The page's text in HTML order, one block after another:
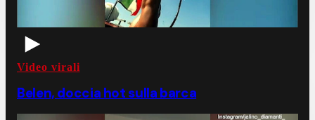
Video virali
Belen, doccia hot sulla barca